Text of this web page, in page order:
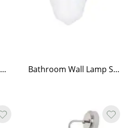
Bathroom Wall Lamp Marit Brass/Opal Beige Small Bathroom Wall Lamp Signe Brass/Opal White